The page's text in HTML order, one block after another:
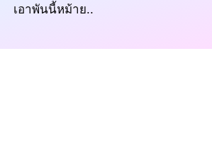
เอาพันนี้หม้าย..